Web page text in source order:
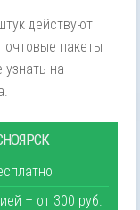
действуют
пакеты
на
– от 300 руб.